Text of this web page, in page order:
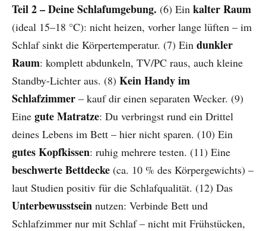
Teil 2 – Deine Schlafumgebung. (6) Ein kalter Raum
(ideal 15–18 °C): nicht heizen, vorher lange lüften – im
Schlaf sinkt die Körpertemperatur. (7) Ein dunkler
Raum: komplett abdunkeln, TV/PC raus, auch kleine
Standby-Lichter aus. (8) Kein Handy im
Schlafzimmer – kauf dir einen separaten Wecker. (9)
Eine gute Matratze: Du verbringst rund ein Drittel
deines Lebens im Bett – hier nicht sparen. (10) Ein
gutes Kopfkissen: ruhig mehrere testen. (11) Eine
beschwerte Bettdecke (ca. 10 % des Körpergewichts) –
laut Studien positiv für die Schlafqualität. (12) Das
Unterbewusstsein nutzen: Verbinde Bett und
Schlafzimmer nur mit Schlaf – nicht mit Frühstücken,